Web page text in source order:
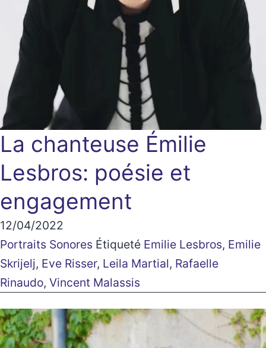
La chanteuse Émilie
Lesbros: poésie et
engagement
12/04/2022
Portraits Sonores Étiqueté Emilie Lesbros, Emilie
Skrijelj, Eve Risser, Leila Martial, Rafaelle
Rinaudo, Vincent Malassis